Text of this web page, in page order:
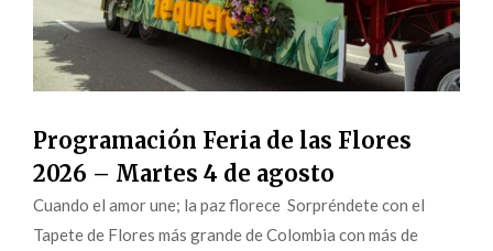
Programación Feria de las Flores
2026 – Martes 4 de agosto
Cuando el amor une; la paz florece Sorpréndete con el
Tapete de Flores más grande de Colombia con más de